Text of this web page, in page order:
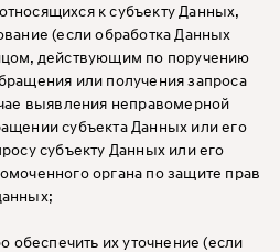
к субъекту Данных,
(если обработка Данных
действующим по поручению
или получения запроса
выявления неправомерной
субъекта Данных или его
субъекту Данных или его
органа по защите прав
обеспечить их уточнение (если